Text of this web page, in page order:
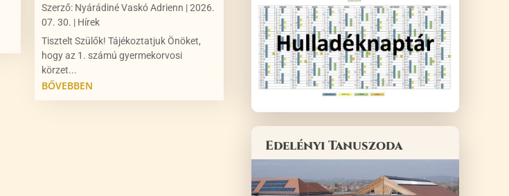
Szerző: Nyárádiné Vaskó Adrienn |2026.
07. 30. | Hírek
Tisztelt Szülők! Tájékoztatjuk Önöket,
hogy az 1. számú gyermekorvosi
körzet...
BŐVEBBEN
Edelényi Tanuszoda